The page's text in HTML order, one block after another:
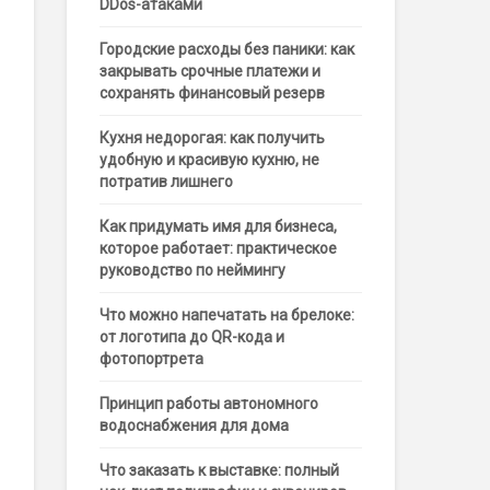
DDos-атаками
Городские расходы без паники: как
закрывать срочные платежи и
сохранять финансовый резерв
Кухня недорогая: как получить
удобную и красивую кухню, не
потратив лишнего
Как придумать имя для бизнеса,
которое работает: практическое
руководство по неймингу
Что можно напечатать на брелоке:
от логотипа до QR-кода и
фотопортрета
Принцип работы автономного
водоснабжения для дома
Что заказать к выставке: полный